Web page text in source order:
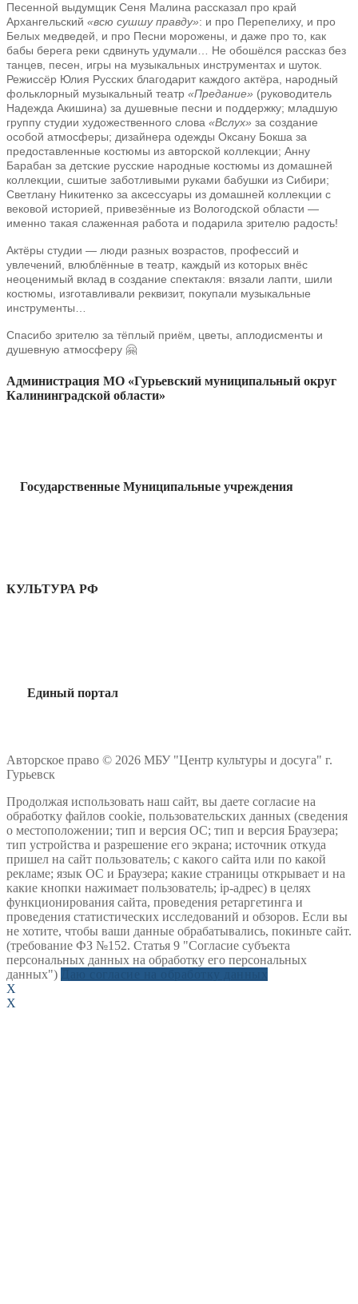
Песенной выдумщик Сеня Малина рассказал про край
Архангельский «всю сушшу правду»: и про Перепелиху, и про
Белых медведей, и про Песни морожены, и даже про то, как
бабы берега реки сдвинуть удумали… Не обошёлся рассказ без
танцев, песен, игры на музыкальных инструментах и шуток.
Режиссёр Юлия Русских благодарит каждого актёра, народный
фольклорный музыкальный театр «Предание» (руководитель
Надежда Акишина) за душевные песни и поддержку; младшую
группу студии художественного слова «Вслух» за создание
особой атмосферы; дизайнера одежды Оксану Бокша за
предоставленные костюмы из авторской коллекции; Анну
Барабан за детские русские народные костюмы из домашней
коллекции, сшитые заботливыми руками бабушки из Сибири;
Светлану Никитенко за аксессуары из домашней коллекции с
вековой историей, привезённые из Вологодской области —
именно такая слаженная работа и подарила зрителю радость!
Актёры студии — люди разных возрастов, профессий и
увлечений, влюблённые в театр, каждый из которых внëс
неоценимый вклад в создание спектакля: вязали лапти, шили
костюмы, изготавливали реквизит, покупали музыкальные
инструменты…
Спасибо зрителю за тëплый приëм, цветы, аплодисменты и
душевную атмосферу 🤗
Администрация МО «Гурьевский муниципальный округ
Калининградской области»
Государственные Муниципальные учреждения
КУЛЬТУРА РФ
Единый портал
Авторское право © 2026 МБУ "Центр культуры и досуга" г.
Гурьевск
Продолжая использовать наш сайт, вы даете согласие на
обработку файлов cookie, пользовательских данных (сведения
о местоположении; тип и версия ОС; тип и версия Браузера;
тип устройства и разрешение его экрана; источник откуда
пришел на сайт пользователь; с какого сайта или по какой
рекламе; язык ОС и Браузера; какие страницы открывает и на
какие кнопки нажимает пользователь; ip-адрес) в целях
функционирования сайта, проведения ретаргетинга и
проведения статистических исследований и обзоров. Если вы
не хотите, чтобы ваши данные обрабатывались, покиньте сайт.
(требование ФЗ №152. Статья 9 "Согласие субъекта
персональных данных на обработку его персональных
данных")
X
X